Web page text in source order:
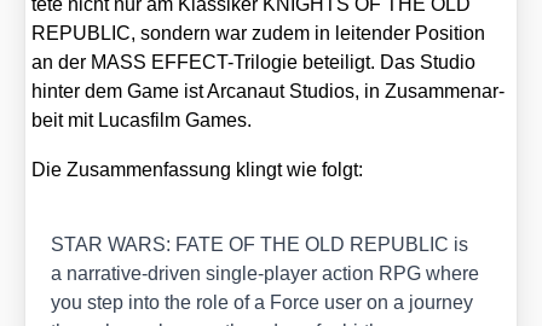
te­te nicht nur am Klas­si­ker KNIGHTS OF THE OLD
REPUBLIC, son­dern war zudem in lei­ten­der Posi­ti­on
an der MASS EFFECT-Tri­lo­gie betei­ligt. Das Stu­dio
hin­ter dem Game ist Arca­naut Stu­di­os, in Zusam­men­ar­
beit mit Lucas­film Games.
Die Zusam­men­fas­sung klingt wie folgt:
STAR WARS: FATE OF THE OLD REPUBLIC is
a nar­ra­ti­ve-dri­ven sin­gle-play­er action RPG whe­re
you step into the role of a Force user on a jour­ney